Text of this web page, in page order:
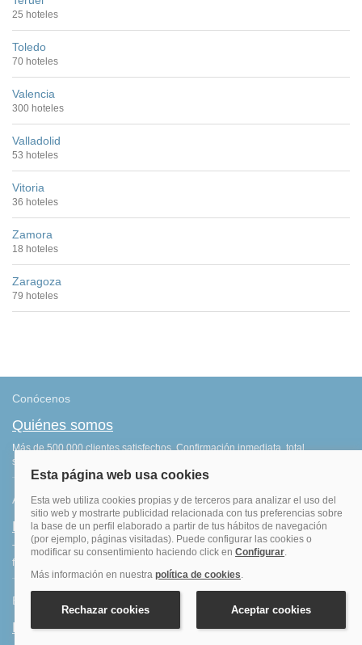
25 hoteles
Toledo
70 hoteles
Valencia
300 hoteles
Valladolid
53 hoteles
Vitoria
36 hoteles
Zamora
18 hoteles
Zaragoza
79 hoteles
Conócenos
Quiénes somos
Más de 500.000 clientes satisfechos. Confirmación inmediata, total
seguridad y garantía. Sin sorpresas.
Ahorro
Fidelización
Tenemos el programa que te da más saldo por todas tus reservas
finalizadas. Consigue más por lo que ya haces: ¡viajar!
Blog de viajes
Blog hoteles y viajes